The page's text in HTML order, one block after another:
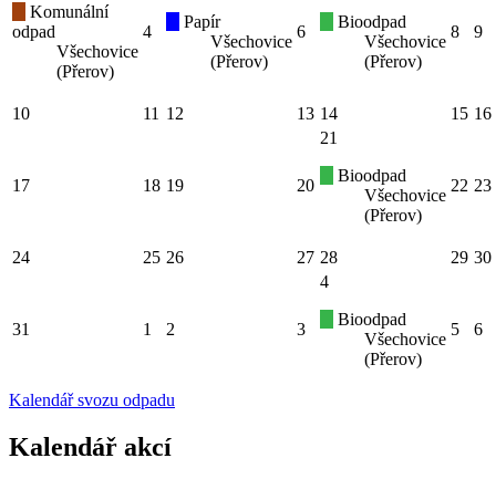
Komunální
odpad
Všechovice
(Přerov)
4
Papír
Všechovice
(Přerov)
6
Bioodpad
Všechovice
(Přerov)
8 9
10 11 12 13 14 15 16
17 18 19 20
21
Bioodpad
Všechovice
(Přerov)
22 23
24 25 26 27 28 29 30
31 1 2 3
4
Bioodpad
Všechovice
(Přerov)
5 6
Kalendář svozu odpadu
Kalendář akcí